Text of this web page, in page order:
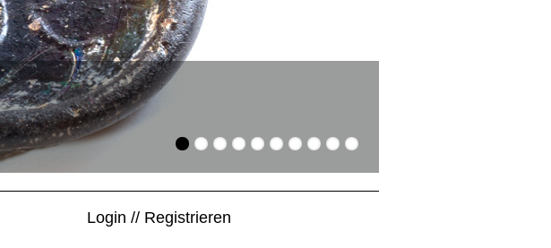
Login // Registrieren